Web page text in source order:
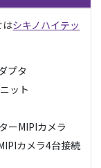
はシキノハイテッ
プタ
ット
ーMIPIカメラ
カメラ4台接続